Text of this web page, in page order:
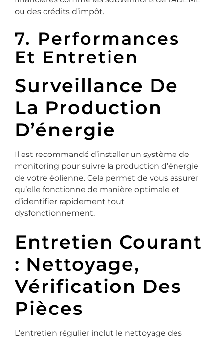
ou des crédits d’impôt.
7. Performances
Et Entretien
Surveillance De
La Production
D’énergie
Il est recommandé d’installer un système de
monitoring pour suivre la production d’énergie
de votre éolienne. Cela permet de vous assurer
qu’elle fonctionne de manière optimale et
d’identifier rapidement tout
dysfonctionnement.
Entretien Courant
: Nettoyage,
Vérification Des
Pièces
L’entretien régulier inclut le nettoyage des